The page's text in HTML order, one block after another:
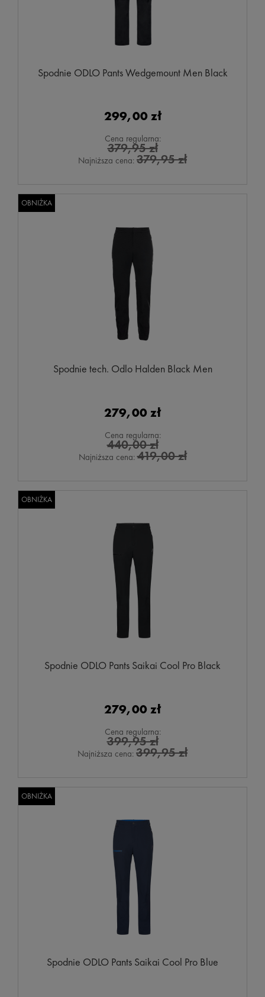
Spodnie ODLO Pants Wedgemount Men Black
299,00 zł
Cena regularna:
379,95 zł
Najniższa cena: 379,95 zł
Spodnie tech. Odlo Halden Black Men
279,00 zł
Cena regularna:
440,00 zł
Najniższa cena:419,00 zł
OBNIŻKA
Spodnie ODLO Pants Saikai Cool Pro Black
279,00 zł
Cena regularna:
399,95 zł
Najniższa cena: 399,95 zł
OBNIŻKA
Spodnie ODLO Pants Saikai Cool Pro Blue
OBNIŻKA